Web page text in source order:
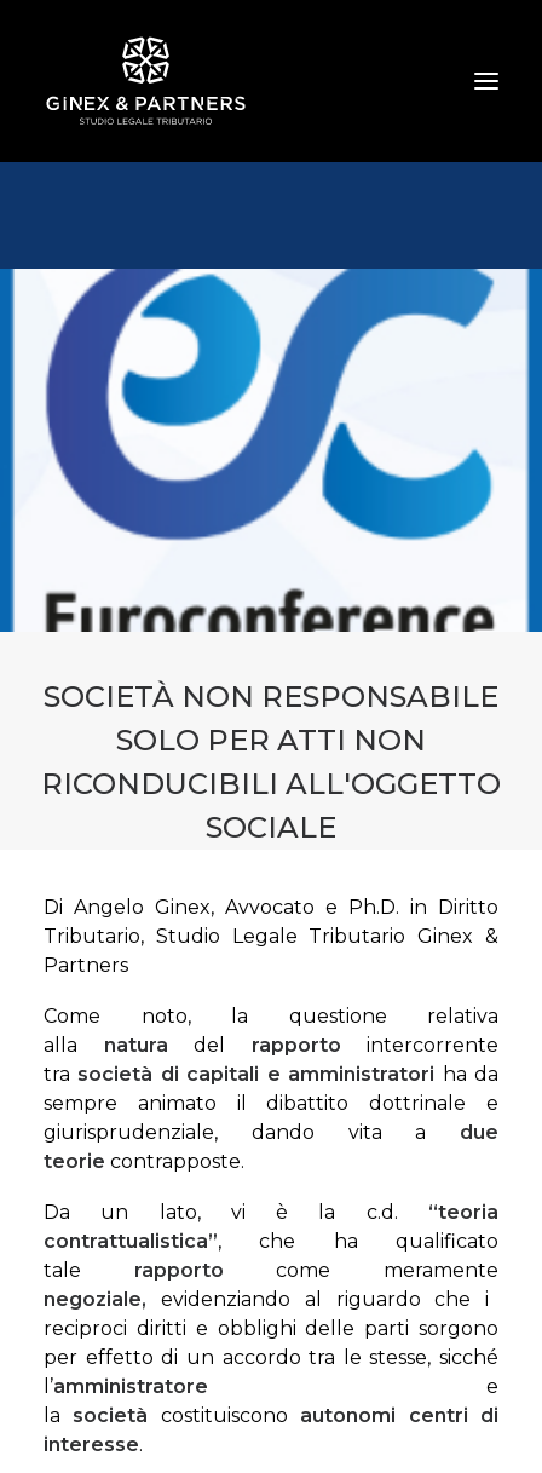
CHI SIAMO
TRIBUTARIO E PENALE TRIBUTARIO
GESTIONE E PROTEZIONE DEL PATRIMONIO
SOCIETARIO E CONTRATTUALISTICA
COMMERCIO INTERNAZIONALE
BANCARIO E FINANZIARIO
NEWS ED EVENTI
SOCIETÀ NON RESPONSABILE
SOLO PER ATTI NON
RICONDUCIBILI ALL'OGGETTO
SOCIALE
Di Angelo Ginex, Avvocato e Ph.D. in Diritto
Tributario, Studio Legale Tributario Ginex &
Partners
Come noto, la questione relativa
alla natura del rapporto intercorrente
tra società di capitali e amministratori ha da
sempre animato il dibattito dottrinale e
giurisprudenziale, dando vita a due
teorie contrapposte.
Da un lato, vi è la c.d. “teoria
contrattualistica”, che ha qualificato
tale rapportocome meramente
negoziale, evidenziando al riguardo che i
reciproci diritti e obblighi delle parti sorgono
per effetto di un accordo tra le stesse, sicché
l’amministratore e
la società costituiscono autonomi centri di
interesse.